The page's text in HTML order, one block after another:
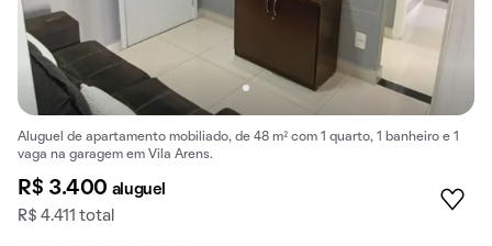
Aluguel de apartamento mobiliado, de 48 m² com 1 quarto, 1 banheiro e 1
vaga na garagem em Vila Arens.
R$ 3.400 aluguel
R$ 4.411 total